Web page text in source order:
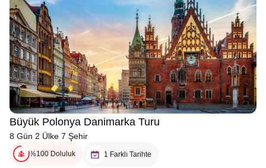
Büyük Polonya Danimarka Turu
8 Gün 2 Ülke 7 Şehir
%100 Doluluk 1 Farklı Tarihte